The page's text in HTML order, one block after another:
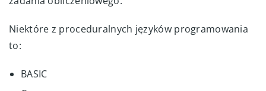
Niektóre z proceduralnych języków programowania
to:
BASIC